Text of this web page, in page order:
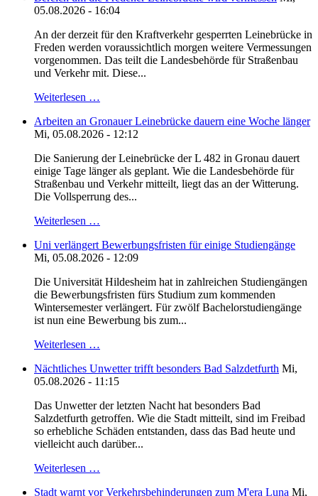
05.08.2026 - 16:04
An der derzeit für den Kraftverkehr gesperrten Leinebrücke in
Freden werden voraussichtlich morgen weitere Vermessungen
vorgenommen. Das teilt die Landesbehörde für Straßenbau
und Verkehr mit. Diese...
Weiterlesen …
Arbeiten an Gronauer Leinebrücke dauern eine Woche länger
Mi, 05.08.2026 - 12:12
Die Sanierung der Leinebrücke der L 482 in Gronau dauert
einige Tage länger als geplant. Wie die Landesbehörde für
Straßenbau und Verkehr mitteilt, liegt das an der Witterung.
Die Vollsperrung des...
Weiterlesen …
Uni verlängert Bewerbungsfristen für einige Studiengänge
Mi, 05.08.2026 - 12:09
Die Universität Hildesheim hat in zahlreichen Studiengängen
die Bewerbungsfristen fürs Studium zum kommenden
Wintersemester verlängert. Für zwölf Bachelorstudiengänge
ist nun eine Bewerbung bis zum...
Weiterlesen …
Nächtliches Unwetter trifft besonders Bad Salzdetfurth Mi,
05.08.2026 - 11:15
Das Unwetter der letzten Nacht hat besonders Bad
Salzdetfurth getroffen. Wie die Stadt mitteilt, sind im Freibad
so erhebliche Schäden entstanden, dass das Bad heute und
vielleicht auch darüber...
Weiterlesen …
Stadt warnt vor Verkehrsbehinderungen zum M'era Luna Mi,